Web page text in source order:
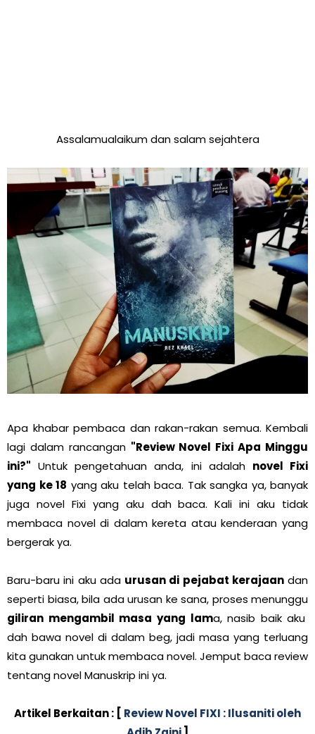
Assalamualaikum dan salam sejahtera
Apa khabar pembaca dan rakan-rakan semua. Kembali
lagi dalam rancangan "Review Novel Fixi Apa Minggu
ini?" Untuk pengetahuan anda, ini adalah novel Fixi
yang ke 18 yang aku telah baca. Tak sangka ya, banyak
juga novel Fixi yang aku dah baca. Kali ini aku tidak
membaca novel di dalam kereta atau kenderaan yang
bergerak ya.
Baru-baru ini aku ada urusan di pejabat kerajaandan
seperti biasa, bila ada urusan ke sana, proses menunggu
giliran mengambil masa yang lama, nasib baik aku
dah bawa novel di dalam beg, jadi masa yang terluang
kita gunakan untuk membaca novel. Jemput baca review
tentang novel Manuskrip ini ya.
Artikel Berkaitan : [ Review Novel FIXI : Ilusaniti oleh